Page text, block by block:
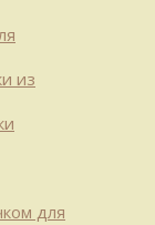
из
для